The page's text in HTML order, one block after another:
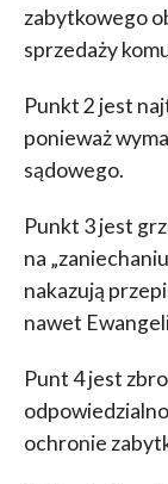
zabytkowego
sprzedaży
Punkt 2 jest
ponieważ
sądowego.
Punkt 3 jest
na
nakazują
nawet
Punt 4 jest
ochronie